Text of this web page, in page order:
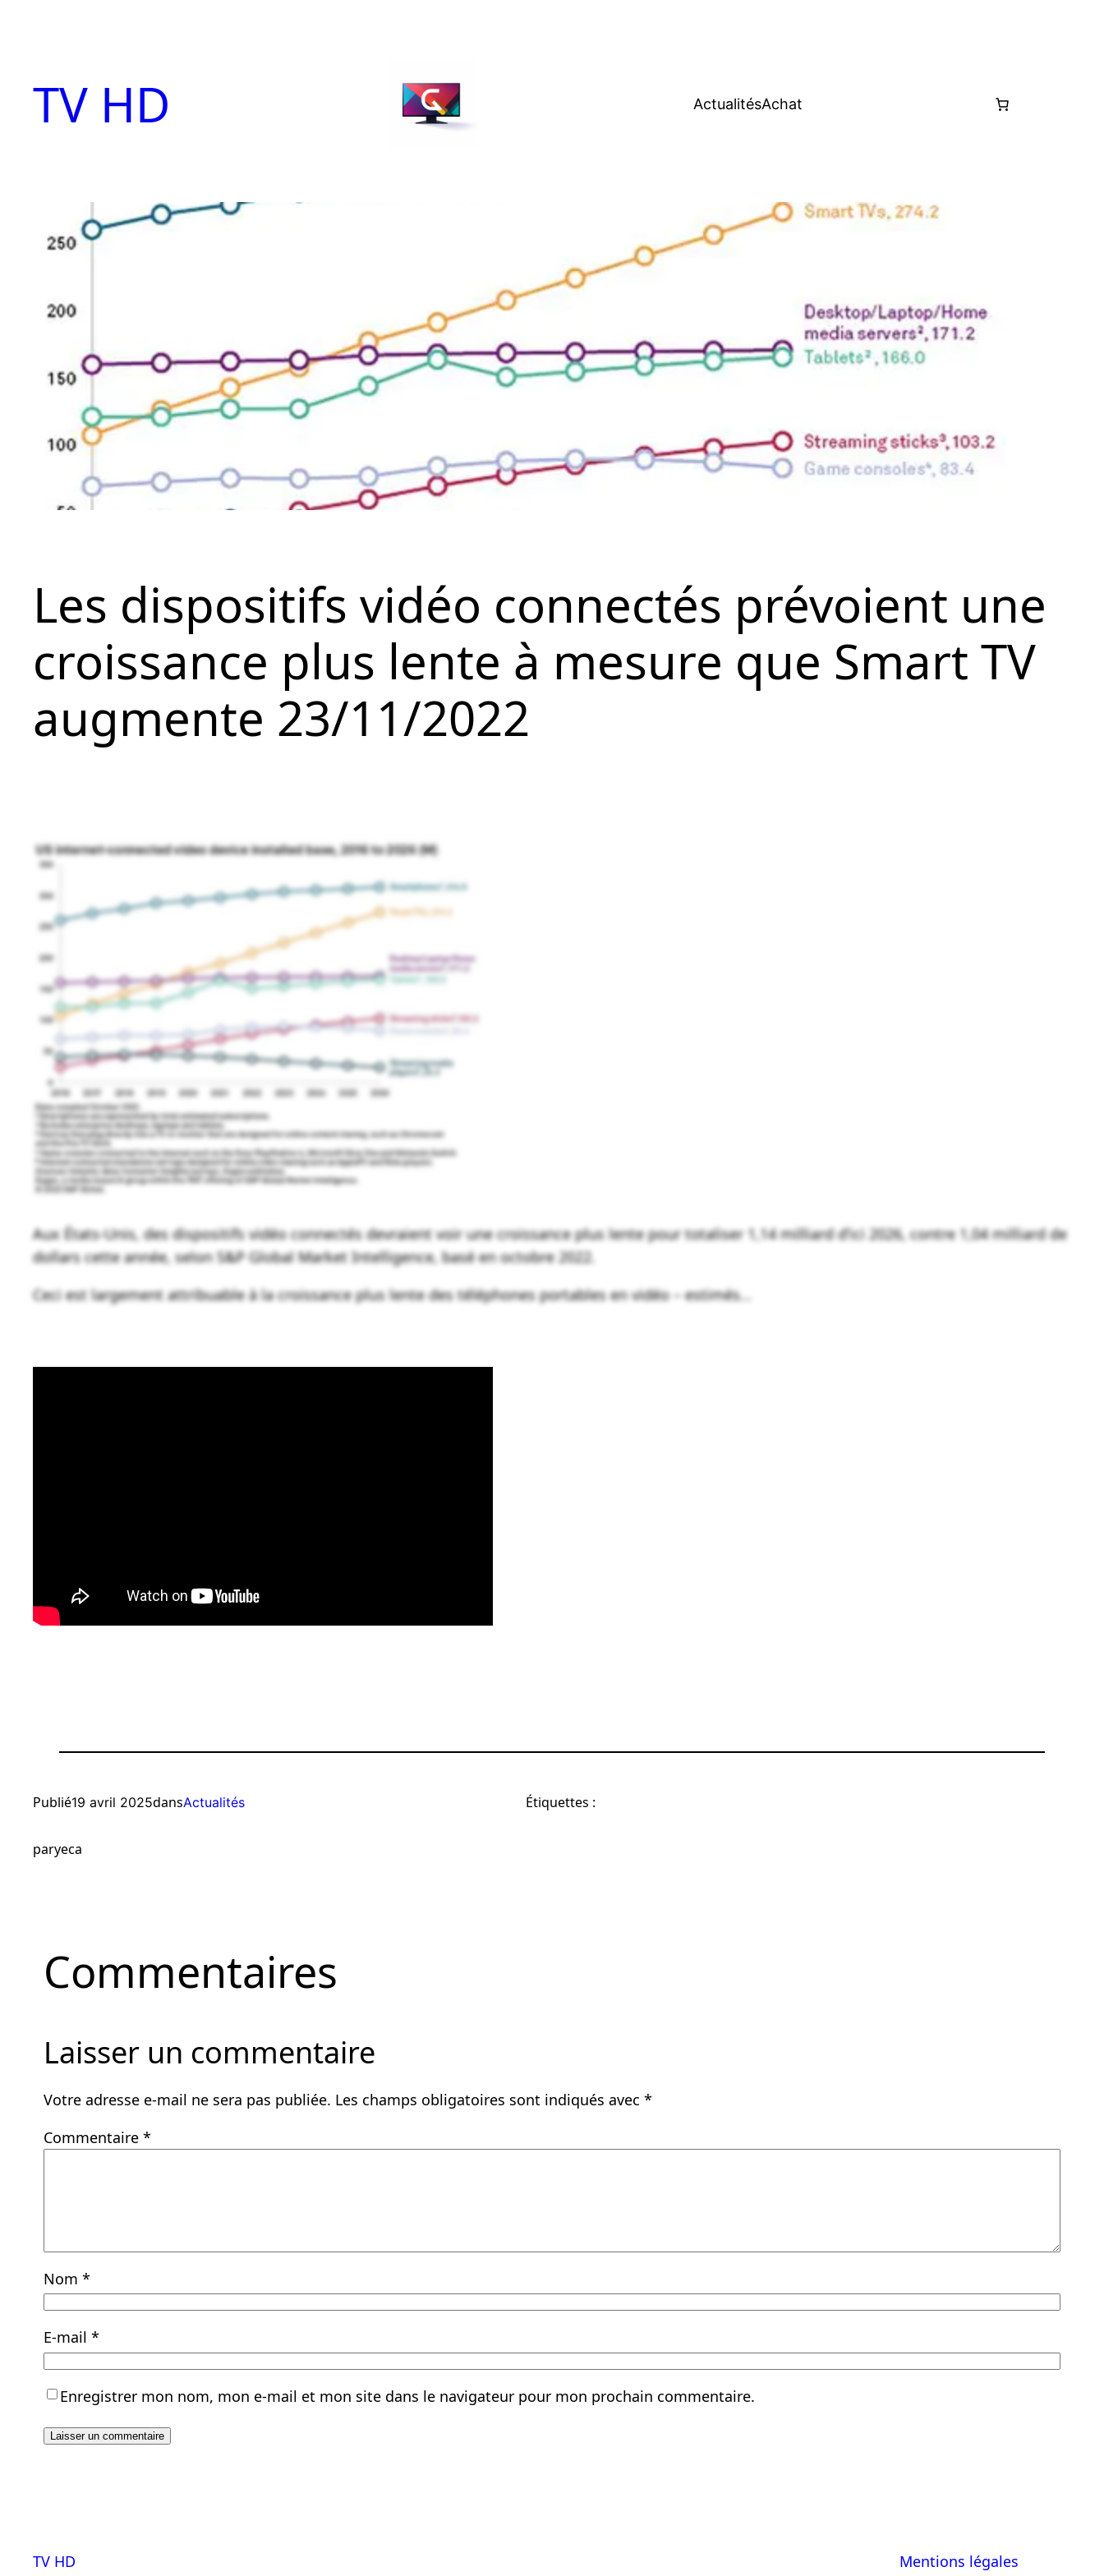
TV HD ActualitésAchat
Les dispositifs vidéo connectés prévoient une
croissance plus lente à mesure que Smart TV
augmente 23/11/2022
Aux États-Unis, des dispositifs vidéo connectés devraient voir une croissance plus lente pour totaliser 1,14 milliard d’ici 2026, contre 1,04 milliard de
dollars cette année, selon S&P Global Market Intelligence, basé en octobre 2022.
Ceci est largement attribuable à la croissance plus lente des téléphones portables en vidéo – estimés…
Publié19 avril 2025dansActualités
paryeca
Étiquettes :
Commentaires
Laisser un commentaire
Votre adresse e-mail ne sera pas publiée. Les champs obligatoires sont indiqués avec*
Commentaire*
Nom*
E-mail*
Enregistrer mon nom, mon e-mail et mon site dans le navigateur pour mon prochain commentaire.
TV HD Mentions légales